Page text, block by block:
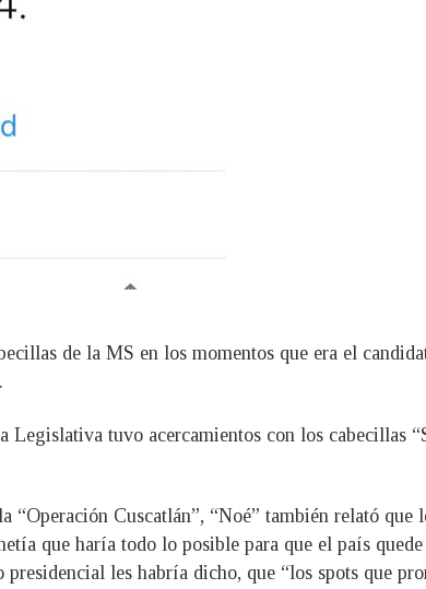
de la MS en los momentos que era el
Legislativa tuvo acercamientos con los cabecillas
Cuscatlán”, “Noé” también relató
que haría todo lo posible para que el país
les habría dicho, que “los spots que